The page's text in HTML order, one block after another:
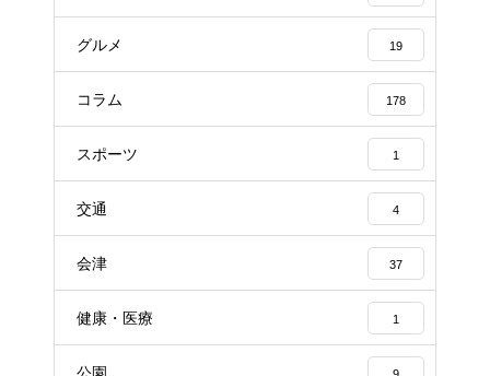
グルメ 19
コラム 178
スポーツ 1
交通 4
会津 37
健康・医療 1
公園